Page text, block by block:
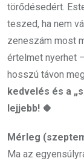
törődésedért.
teszed, ha nem
zeneszám most
értelmet nyerhet
hosszú távon
kedvelés és a
lejjebb! 🍀
Mérleg
Ma az